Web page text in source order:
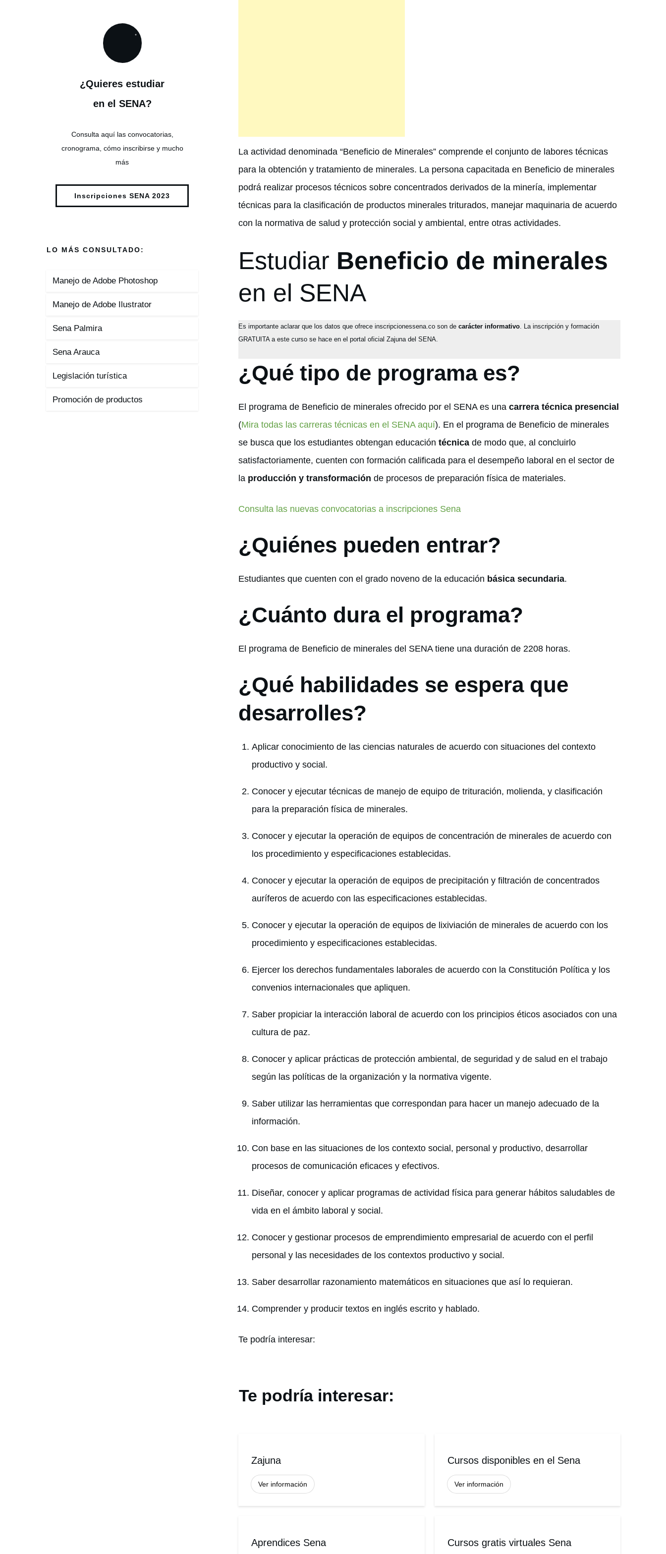
La actividad denominada “Beneficio de Minerales” comprende el conjunto de labores técnicas
para la obtención y tratamiento de minerales. La persona capacitada en Beneficio de minerales
podrá realizar procesos técnicos sobre concentrados derivados de la minería, implementar
técnicas para la clasificación de productos minerales triturados, manejar maquinaria de acuerdo
con la normativa de salud y protección social y ambiental, entre otras actividades.
Estudiar Beneficio de minerales
en el SENA
Es importante aclarar que los datos que ofrece inscripcionessena.co son decarácter informativo. La inscripción y formación
GRATUITA a este curso se hace en el portal oficial Zajuna del SENA.
¿Qué tipo de programa es?
El programa de Beneficio de minerales ofrecido por el SENA es unacarrera técnica presencial
(Mira todas las carreras técnicas en el SENA aquí). En el programa de Beneficio de minerales
se busca que los estudiantes obtengan educacióntécnica de modo que, al concluirlo
satisfactoriamente, cuenten con formación calificada para el desempeño laboral en el sector de
la producción y transformaciónde procesos de preparación física de materiales.
Consulta las nuevas convocatorias a inscripciones Sena
¿Quiénes pueden entrar?
Estudiantes que cuenten con el grado noveno de la educación básica secundaria.
¿Cuánto dura el programa?
El programa de Beneficio de minerales del SENA tiene una duración de 2208 horas.
¿Qué habilidades se espera que
desarrolles?
Aplicar conocimiento de las ciencias naturales de acuerdo con situaciones del contexto
productivo y social.
Conocer y ejecutar técnicas de manejo de equipo de trituración, molienda, y clasificación
para la preparación física de minerales.
Conocer y ejecutar la operación de equipos de concentración de minerales de acuerdo con
los procedimiento y especificaciones establecidas.
Conocer y ejecutar la operación de equipos de precipitación y filtración de concentrados
auríferos de acuerdo con las especificaciones establecidas.
Conocer y ejecutar la operación de equipos de lixiviación de minerales de acuerdo con los
procedimiento y especificaciones establecidas.
Ejercer los derechos fundamentales laborales de acuerdo con la Constitución Política y los
convenios internacionales que apliquen.
Saber propiciar la interacción laboral de acuerdo con los principios éticos asociados con una
cultura de paz.
Conocer y aplicar prácticas de protección ambiental, de seguridad y de salud en el trabajo
según las políticas de la organización y la normativa vigente.
Saber utilizar las herramientas que correspondan para hacer un manejo adecuado de la
información.
Con base en las situaciones de los contexto social, personal y productivo, desarrollar
procesos de comunicación eficaces y efectivos.
Diseñar, conocer y aplicar programas de actividad física para generar hábitos saludables de
vida en el ámbito laboral y social.
Conocer y gestionar procesos de emprendimiento empresarial de acuerdo con el perfil
personal y las necesidades de los contextos productivo y social.
Saber desarrollar razonamiento matemáticos en situaciones que así lo requieran.
Comprender y producir textos en inglés escrito y hablado.
Te podría interesar:
Te podría interesar:
Zajuna
Ver información
Cursos disponibles en el Sena
Ver información
Aprendices Sena Cursos gratis virtuales Sena
¿Quieres estudiar
en el SENA?
Consulta aquí las convocatorias,
cronograma, cómo inscribirse y mucho
más
Inscripciones SENA 2023
LO MÁS CONSULTADO:
Manejo de Adobe Photoshop
Manejo de Adobe Ilustrator
Sena Palmira
Sena Arauca
Legislación turística
Promoción de productos